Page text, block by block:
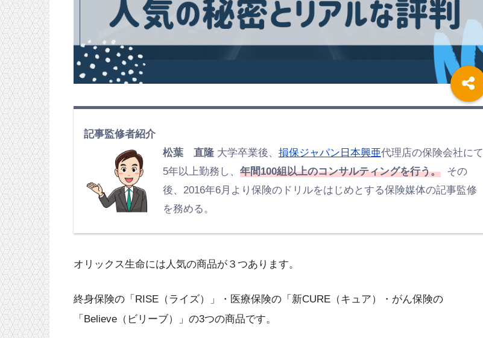
記事監修者紹介
松葉 直隆大学卒業後、 損保ジャパン日本興亜代理店の保険会社にて
5年以上勤務し、 年間100組以上のコンサルティングを行う。その
後、2016年6月より保険のドリルをはじめとする保険媒体の記事監修
を務める。
オリックス生命には人気の商品が３つあります。
終身保険の「RISE（ライズ）」・医療保険の「新CURE（キュア）・がん保険の
「Believe（ビリーブ）」の3つの商品です。